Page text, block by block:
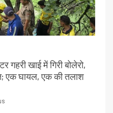
गहरी खाई में गिरी बोलेरो,
एक घायल, एक की तलाश